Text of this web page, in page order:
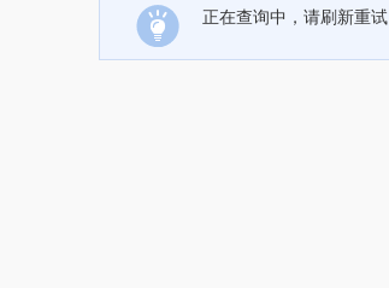
正在查询中，请刷新重试